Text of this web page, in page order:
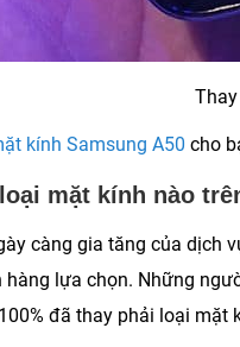
kính Samsung A50 cho
mặt kính nào
càng gia tăng của dịch
hàng lựa chọn. Những
đã thay phải loại mặt